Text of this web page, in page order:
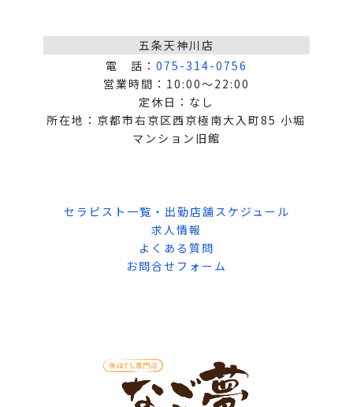
五条天神川店
電 話： 075-314-0756
営業時間：10:00～22:00
定休日：なし
所在地：京都市右京区西京極南大入町85 小堀
マンション旧館
セラピスト一覧・出勤店舗スケジュール
求人情報
よくある質問
お問合せフォーム